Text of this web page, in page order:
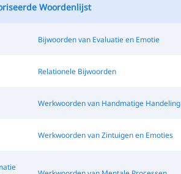
Woordenlijst
Bijwoorden van Evaluatie en Emotie
Relationele Bijwoorden
Werkwoorden van Handmatige Handeling
Werkwoorden van Zintuigen en Emoties